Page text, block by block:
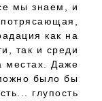
мы знаем, и
как на
так и среди
местах. Даже
было бы
глупость